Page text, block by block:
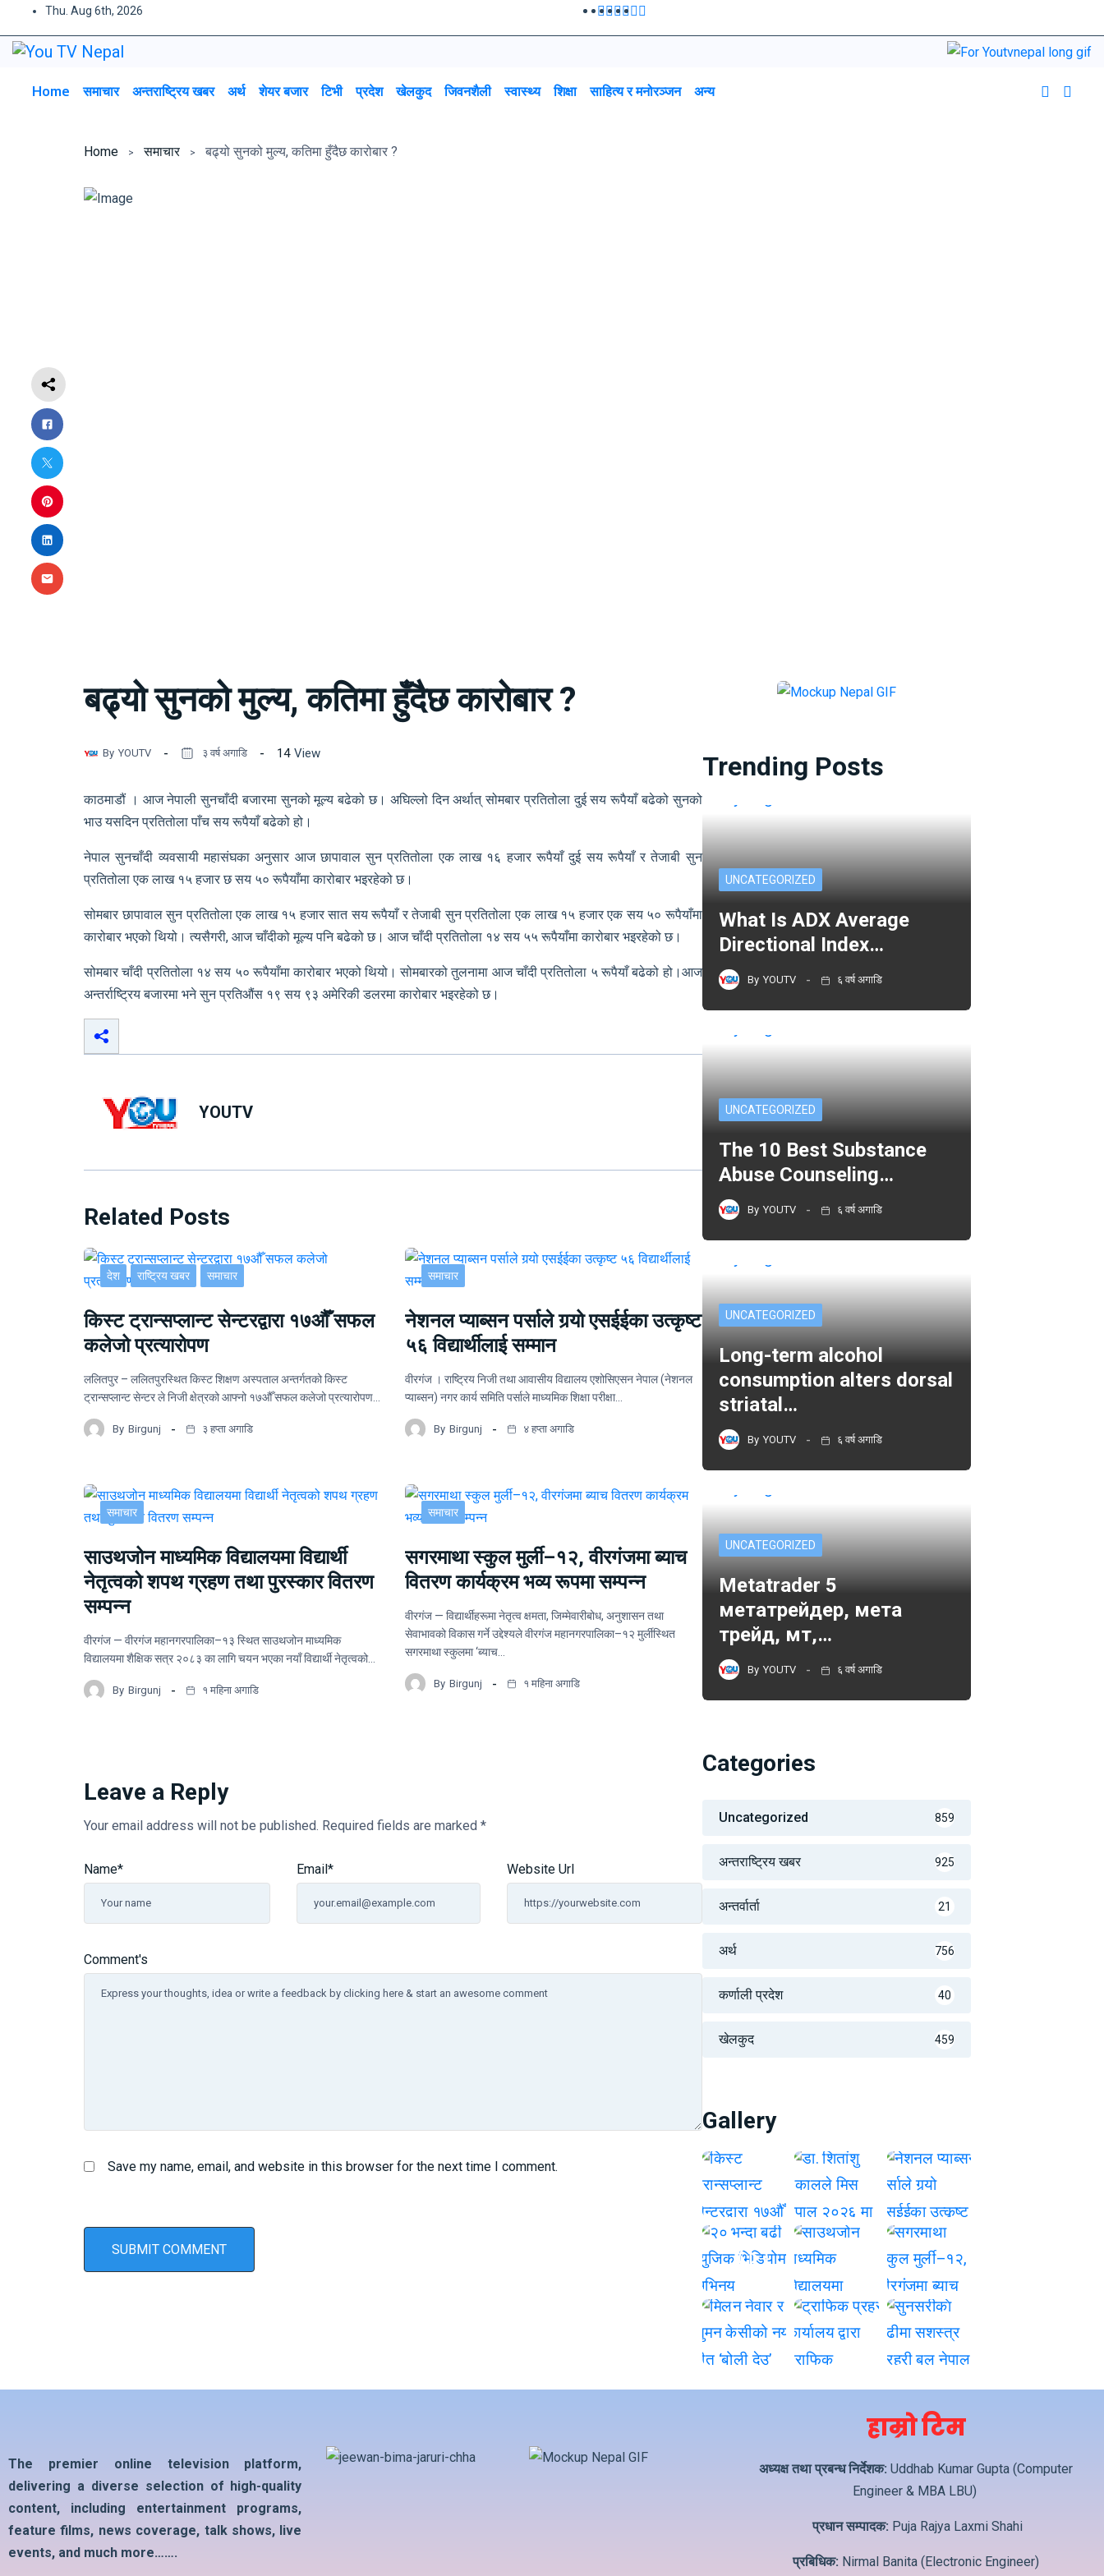
Thu. Aug 6th, 2026
Home समाचार अन्तराष्ट्रिय खबर अर्थ शेयर बजार टिभी प्रदेश खेलकुद जिवनशैली स्वास्थ्य शिक्षा साहित्य र मनोरञ्जन अन्य
Home समाचार बढ्यो सुनको मुल्य, कतिमा हुँदैछ कारोबार ?
बढ्यो सुनको मुल्य, कतिमा हुँदैछ कारोबार ?
By YOUTV ३ वर्ष अगाडि 14 View
काठमाडौं । आज नेपाली सुनचाँदी बजारमा सुनको मूल्य बढेको छ। अघिल्लो दिन अर्थात् सोमबार प्रतितोला दुई सय रूपैयाँ बढेको सुनको
भाउ यसदिन प्रतितोला पाँच सय रूपैयाँ बढेको हो।
नेपाल सुनचाँदी व्यवसायी महासंघका अनुसार आज छापावाल सुन प्रतितोला एक लाख १६ हजार रूपैयाँ दुई सय रूपैयाँ र तेजाबी सुन
प्रतितोला एक लाख १५ हजार छ सय ५० रूपैयाँमा कारोबार भइरहेको छ।
सोमबार छापावाल सुन प्रतितोला एक लाख १५ हजार सात सय रूपैयाँ र तेजाबी सुन प्रतितोला एक लाख १५ हजार एक सय ५० रूपैयाँमा
कारोबार भएको थियो। त्यसैगरी, आज चाँदीको मूल्य पनि बढेको छ। आज चाँदी प्रतितोला १४ सय ५५ रूपैयाँमा कारोबार भइरहेको छ।
सोमबार चाँदी प्रतितोला १४ सय ५० रूपैयाँमा कारोबार भएको थियो। सोमबारको तुलनामा आज चाँदी प्रतितोला ५ रूपैयाँ बढेको हो।आज
अन्तर्राष्ट्रिय बजारमा भने सुन प्रतिऔंस १९ सय ९३ अमेरिकी डलरमा कारोबार भइरहेको छ।
YOUTV
Related Posts
देश राष्ट्रिय खबर समाचार
किस्ट ट्रान्सप्लान्ट सेन्टरद्वारा १७औँ सफल
कलेजो प्रत्यारोपण
ललितपुर – ललितपुरस्थित किस्ट शिक्षण अस्पताल अन्तर्गतको किस्ट
ट्रान्सप्लान्ट सेन्टर ले निजी क्षेत्रको आफ्नो १७औँ सफल कलेजो प्रत्यारोपण…
By Birgunj ३ हप्ता अगाडि
समाचार
नेशनल प्याब्सन पर्साले गर्‍यो एसईईका उत्कृष्ट
५६ विद्यार्थीलाई सम्मान
वीरगंज । राष्ट्रिय निजी तथा आवासीय विद्यालय एशोसिएसन नेपाल (नेशनल
प्याब्सन) नगर कार्य समिति पर्साले माध्यमिक शिक्षा परीक्षा…
By Birgunj ४ हप्ता अगाडि
समाचार
साउथजोन माध्यमिक विद्यालयमा विद्यार्थी
नेतृत्वको शपथ ग्रहण तथा पुरस्कार वितरण
सम्पन्न
वीरगंज — वीरगंज महानगरपालिका–१३ स्थित साउथजोन माध्यमिक
विद्यालयमा शैक्षिक सत्र २०८३ का लागि चयन भएका नयाँ विद्यार्थी नेतृत्वको…
By Birgunj १ महिना अगाडि
समाचार
सगरमाथा स्कुल मुर्ली–१२, वीरगंजमा ब्याच
वितरण कार्यक्रम भव्य रूपमा सम्पन्न
वीरगंज — विद्यार्थीहरूमा नेतृत्व क्षमता, जिम्मेवारीबोध, अनुशासन तथा
सेवाभावको विकास गर्ने उद्देश्यले वीरगंज महानगरपालिका–१२ मुर्लीस्थित
सगरमाथा स्कुलमा ‘ब्याच…
By Birgunj १ महिना अगाडि
Leave a Reply
Your email address will not be published. Required fields are marked *
Comment's
Name* Email * Website Url
Save my name, email, and website in this browser for the next time I comment.
Trending Posts
UNCATEGORIZED
What Is ADX Average
Directional Index…
By YOUTV ६ वर्ष अगाडि
UNCATEGORIZED
The 10 Best Substance
Abuse Counseling…
By YOUTV ६ वर्ष अगाडि
UNCATEGORIZED
Long-term alcohol
consumption alters dorsal
striatal…
By YOUTV ६ वर्ष अगाडि
UNCATEGORIZED
Metatrader 5
метатрейдер, мета
трейд, мт,…
By YOUTV ६ वर्ष अगाडि
Categories
Uncategorized 859
अन्तराष्ट्रिय खबर 925
अन्तर्वार्ता 21
अर्थ 756
कर्णाली प्रदेश 40
खेलकुद 459
Gallery
The premier online television platform,
delivering a diverse selection of high-quality
content, including entertainment programs,
feature films, news coverage, talk shows, live
events, and much more…….
हाम्रो टिम
अध्यक्ष तथा प्रबन्ध निर्देशक:Uddhab Kumar Gupta (Computer
Engineer & MBA LBU)
प्रधान सम्पादक: Puja Rajya Laxmi Shahi
प्रबिधिक: Nirmal Banita (Electronic Engineer)